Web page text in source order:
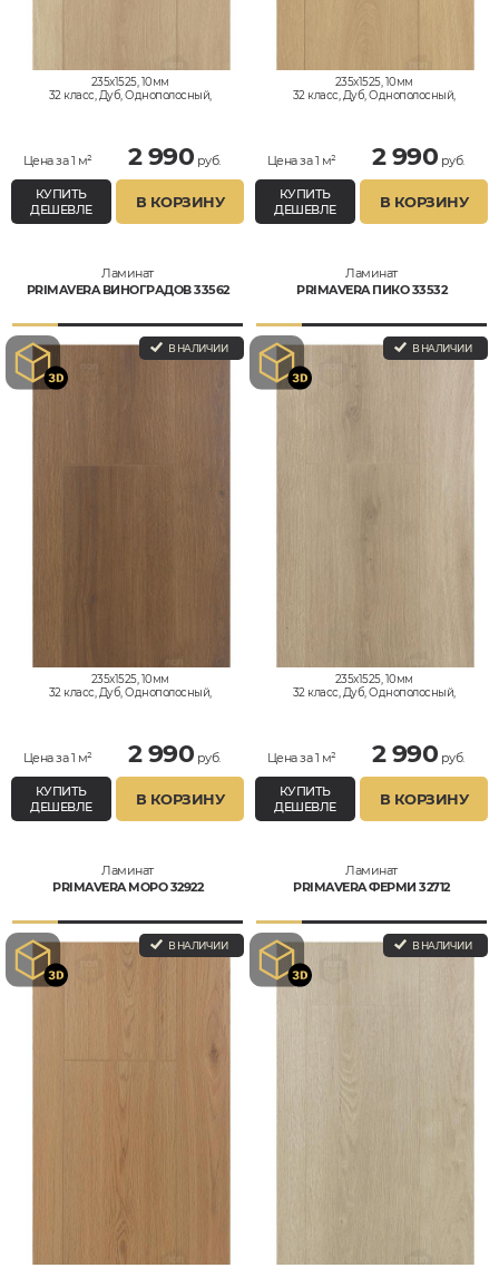
235x1525, 10мм
32 класс, Дуб, Однополосный,
Цена за 1 м² 2 990 руб.
КУПИТЬ
ДЕШЕВЛЕ
В КОРЗИНУ
235x1525, 10мм
32 класс, Дуб, Однополосный,
Цена за 1 м² 2 990 руб.
КУПИТЬ
ДЕШЕВЛЕ
В КОРЗИНУ
Ламинат
PRIMAVERA ВИНОГРАДОВ 33562
В НАЛИЧИИ
235x1525, 10мм
32 класс, Дуб, Однополосный,
Цена за 1 м² 2 990 руб.
КУПИТЬ
ДЕШЕВЛЕ
В КОРЗИНУ
Ламинат
PRIMAVERA ПИКО 33532
В НАЛИЧИИ
235x1525, 10мм
32 класс, Дуб, Однополосный,
Цена за 1 м² 2 990 руб.
КУПИТЬ
ДЕШЕВЛЕ
В КОРЗИНУ
Ламинат
PRIMAVERA МОРО 32922
В НАЛИЧИИ
Ламинат
PRIMAVERA ФЕРМИ 32712
В НАЛИЧИИ